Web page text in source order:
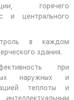
горячего
и центрального
в каждом
здания.
при
наружных и
теплоты и